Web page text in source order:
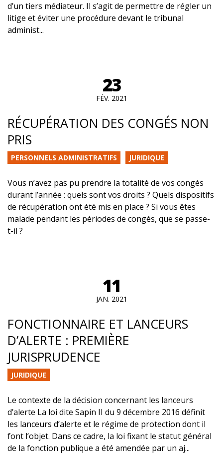
d’un tiers médiateur. Il s’agit de permettre de régler un
litige et éviter une procédure devant le tribunal
administ...
23
FÉV. 2021
RÉCUPÉRATION DES CONGÉS NON
PRIS
PERSONNELS ADMINISTRATIFS JURIDIQUE
Vous n’avez pas pu prendre la totalité de vos congés
durant l’année : quels sont vos droits ? Quels dispositifs
de récupération ont été mis en place ? Si vous êtes
malade pendant les périodes de congés, que se passe-
t-il ?
11
JAN. 2021
FONCTIONNAIRE ET LANCEURS
D’ALERTE : PREMIÈRE
JURISPRUDENCE
JURIDIQUE
Le contexte de la décision concernant les lanceurs
d’alerte La loi dite Sapin II du 9 décembre 2016 définit
les lanceurs d’alerte et le régime de protection dont il
font l’objet. Dans ce cadre, la loi fixant le statut général
de la fonction publique a été amendée par un aj...